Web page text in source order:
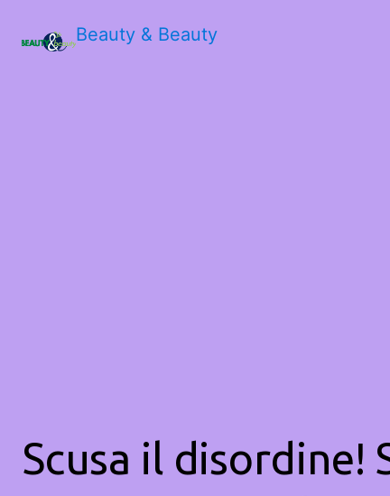
Beauty & Beauty
Scusa il disordine!